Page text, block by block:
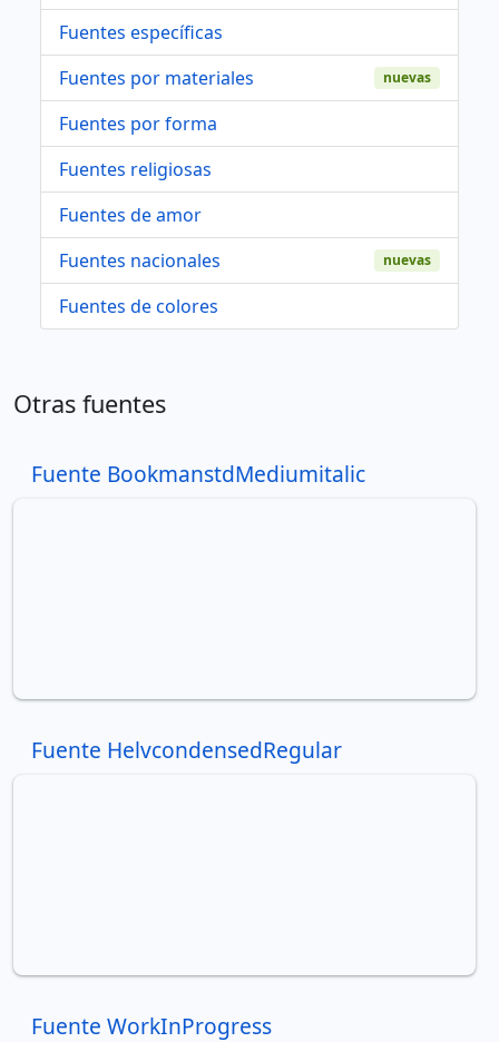
Fuentes específicas
Fuentes por materiales
nuevas
Fuentes por forma
Fuentes religiosas
Fuentes de amor
Fuentes nacionales
nuevas
Fuentes de colores
Otras fuentes
Fuente BookmanstdMediumitalic
Fuente HelvcondensedRegular
Fuente WorkInProgress